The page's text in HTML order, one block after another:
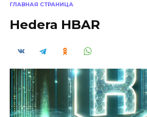
ГЛАВНАЯ СТРАНИЦА
Hedera HBAR